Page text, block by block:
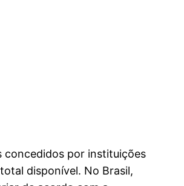
concedidos por instituições
disponível. No Brasil,